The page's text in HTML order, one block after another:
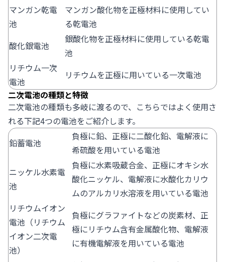
マンガン乾電
池
マンガン酸化物を正極材料に使用してい
る乾電池
酸化銀電池
銀酸化物を正極材料に使用している乾電
池
リチウム一次
電池
リチウムを正極に用いている一次電池
二次電池の種類と特徴
二次電池の種類も多岐に渡るので、こちらではよく使用さ
れる下記4つの電池をご紹介します。
鉛蓄電池
負極に鉛、正極に二酸化鉛、電解液に
希硫酸を用いている電池
ニッケル水素電
池
負極に水素吸蔵合金、正極にオキシ水
酸化ニッケル、電解液に水酸化カリウ
ムのアルカリ水溶液を用いている電池
リチウムイオン
電池（リチウム
イオン二次電
池）
負極にグラファイトなどの炭素材、正
極にリチウム含有金属酸化物、電解液
に有機電解液を用いている電池